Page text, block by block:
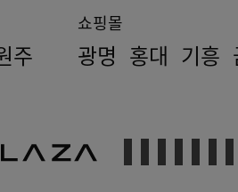
주
쇼핑몰
광명 홍대 기흥